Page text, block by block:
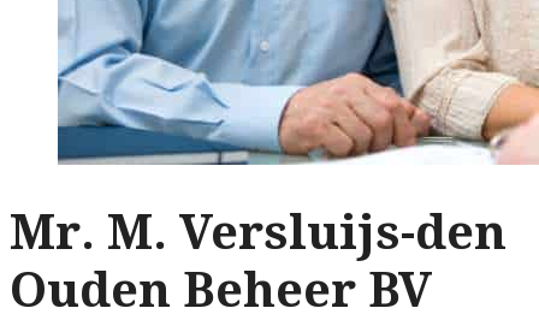
Mr. M. Versluijs-den
Ouden Beheer BV